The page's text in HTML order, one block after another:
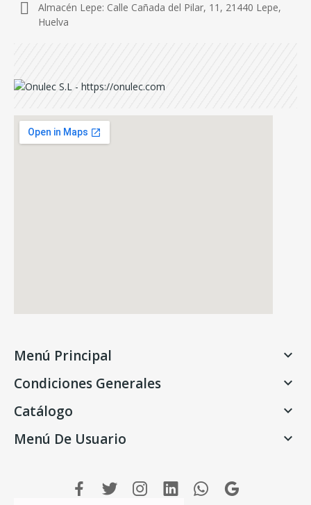
Almacén Lepe: Calle Cañada del Pilar, 11, 21440 Lepe,
Huelva
Menú Principal 
Condiciones Generales 
Catálogo 
Menú De Usuario 